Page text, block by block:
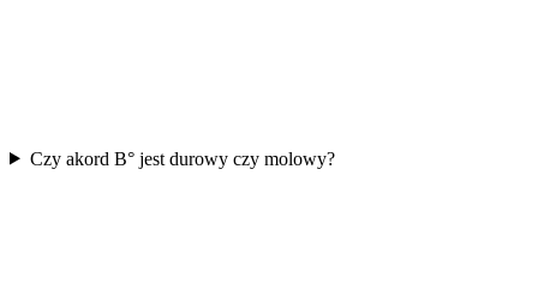
Czy akord B° jest durowy czy molowy?